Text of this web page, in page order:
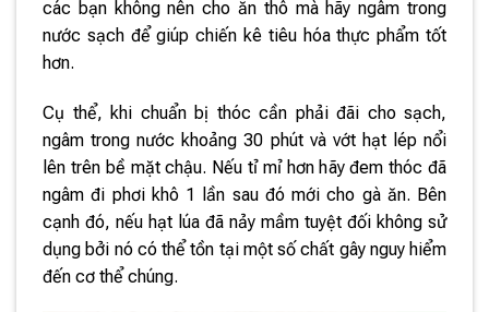
các bạn không nên cho ăn thô mà hãy ngâm trong
nước sạch để giúp chiến kê tiêu hóa thực phẩm tốt
hơn.
Cụ thể, khi chuẩn bị thóc cần phải đãi cho sạch,
ngâm trong nước khoảng 30 phút và vớt hạt lép nổi
lên trên bề mặt chậu. Nếu tỉ mỉ hơn hãy đem thóc đã
ngâm đi phơi khô 1 lần sau đó mới cho gà ăn. Bên
cạnh đó, nếu hạt lúa đã nảy mầm tuyệt đối không sử
dụng bởi nó có thể tồn tại một số chất gây nguy hiểm
đến cơ thể chúng.